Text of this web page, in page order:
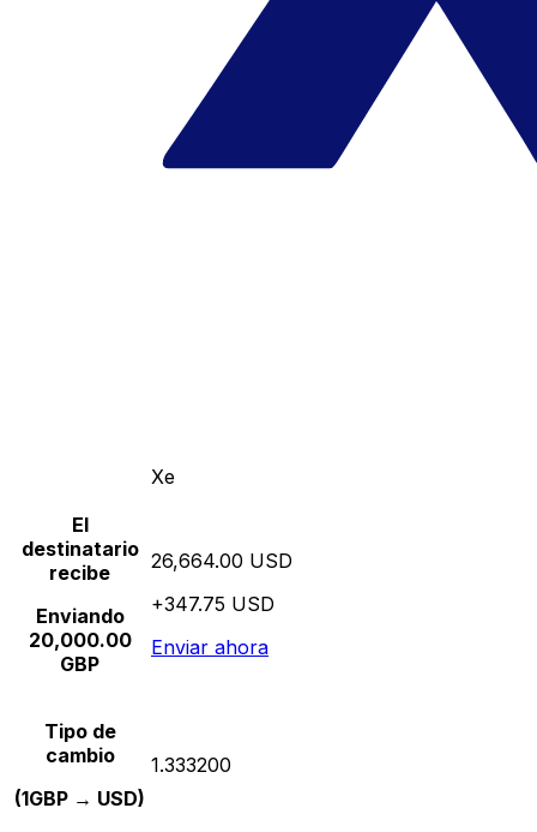
Xe
El
destinatario
recibe
Enviando
20,000.00
GBP
26,664.00 USD
+347.75 USD
Enviar ahora
Tipo de
cambio
(1GBP → USD)
1.333200